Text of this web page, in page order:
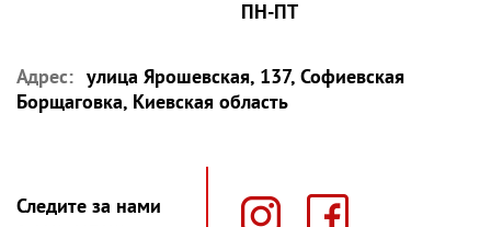
ПН-ПТ
Адрес: улица Ярошевская, 137, Софиевская
Борщаговка, Киевская область
Следите за нами